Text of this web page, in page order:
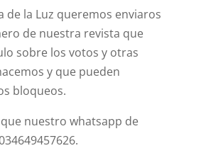
de la Luz queremos enviaros
de nuestra revista que
sobre los votos y otras
y que pueden
bloqueos.
nuestro whatsapp de